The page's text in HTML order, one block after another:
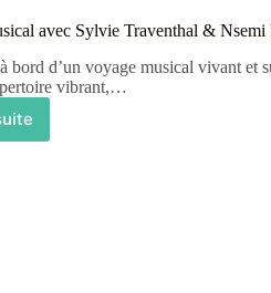
avec Sylvie Traventhal &
bord d’un voyage musical vivant et
vibrant,…